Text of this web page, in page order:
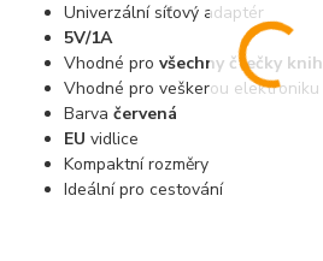
Univerzální síťový adaptér
5V/1A
Vhodné provšechny čtečky knih
Vhodné pro veškerou elektroniku
Barvačervená
EU vidlice
Kompaktní rozměry
Ideální pro cestování